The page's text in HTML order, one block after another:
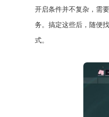
开启条件并不复杂，需
务。搞定这些后，随便
式。